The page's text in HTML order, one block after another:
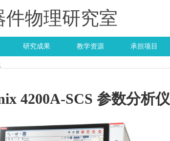
物理研究室
研究成果 教学资源 承担项目
4200A-SCS 参数分析仪